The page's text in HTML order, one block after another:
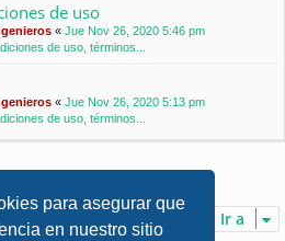
para asegurar que
en nuestro sitio
de uso
« Jue Nov 26, 2020 5:46 pm
de uso, términos...
« Jue Nov 26, 2020 5:13 pm
de uso, términos...
Ir a